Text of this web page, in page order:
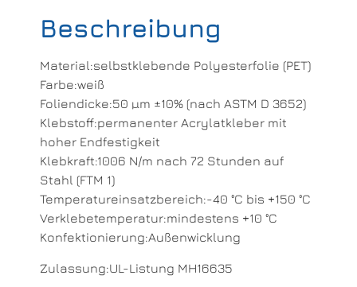
Beschreibung
Material:selbstklebende Polyesterfolie (PET)
Farbe:weiß
Foliendicke:50 µm ±10% (nach ASTM D 3652)
Klebstoff:permanenter Acrylatkleber mit
hoher Endfestigkeit
Klebkraft:1006 N/m nach 72 Stunden auf
Stahl (FTM 1)
Temperatureinsatzbereich:-40 °C bis +150 °C
Verklebetemperatur:mindestens +10 °C
Konfektionierung:Außenwicklung
Zulassung:UL-Listung MH16635